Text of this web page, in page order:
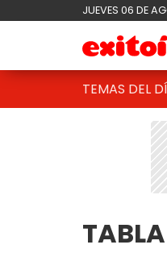
JUEVES 06 DE
TEMAS DEL